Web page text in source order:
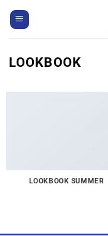
LOOKBOOK
LOOKBOOK SUMMER